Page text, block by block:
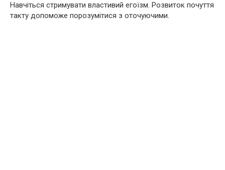
Навчіться стримувати властивий егоїзм. Розвиток почуття
такту допоможе порозумітися з оточуючими.